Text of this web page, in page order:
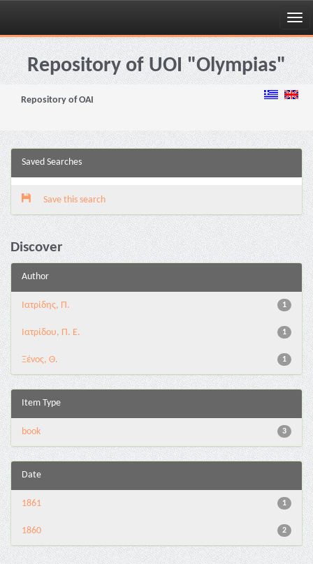
Skip
navigationRepository of UOI "Olympias"
Repository of OAI
Saved Searches
Save this search
Discover
Author
1
Ιατρίδης, Π.
1
Ιατρίδου, Π. Ε.
1
Ξένος, Θ.
Item Type
3
book
Date
1
1861
2
1860